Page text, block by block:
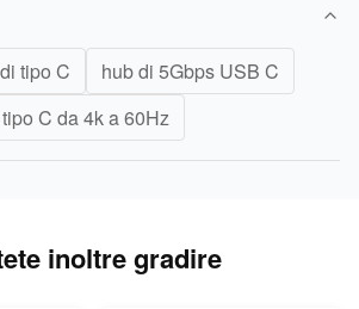
tipo C
hub di 5Gbps USB C
C da 4k a 60Hz
inoltre gradire